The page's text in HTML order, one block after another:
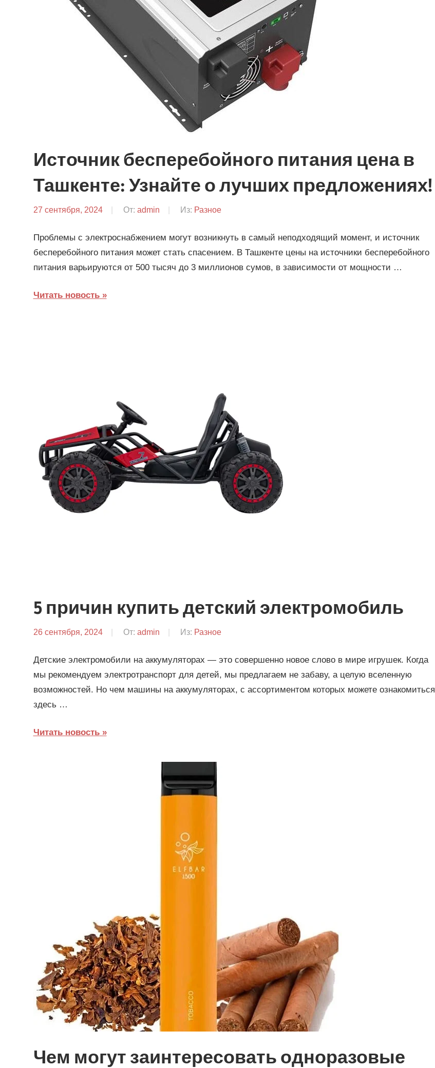
Источник бесперебойного питания цена в
Ташкенте: Узнайте о лучших предложениях!
27 сентября, 2024 От: admin Из: Разное
Проблемы с электроснабжением могут возникнуть в самый неподходящий момент, и источник
бесперебойного питания может стать спасением. В Ташкенте цены на источники бесперебойного
питания варьируются от 500 тысяч до 3 миллионов сумов, в зависимости от мощности …
Читать новость
5 причин купить детский электромобиль
26 сентября, 2024 От: admin Из: Разное
Детские электромобили на аккумуляторах — это совершенно новое слово в мире игрушек. Когда
мы рекомендуем электротранспорт для детей, мы предлагаем не забаву, а целую вселенную
возможностей. Но чем машины на аккумуляторах, с ассортиментом которых можете ознакомиться
здесь …
Читать новость
Чем могут заинтересовать одноразовые